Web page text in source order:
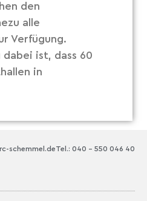
den
alle
Verfügung.
ist, dass 60
in
Tel.: 040 – 550 046 40
schemmel.de